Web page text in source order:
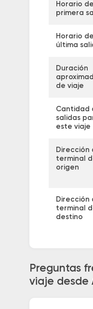
Horario de
primera
Horario de
última
Duración
de viaje
Cantidad
salidas
este viaje
Dirección
terminal
origen
Dirección
terminal
destino
Preguntas
viaje desde